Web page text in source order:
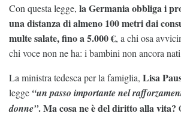
Con questa legge, la Germania obbliga i
una distanza di almeno 100 metri dai
multe salate, fino a 5.000 €, a chi osa
chi voce non ne ha: i bambini non ancora
La ministra tedesca per la famiglia, Lisa
legge “un passo importante nel
donne”. Ma cosa ne è del diritto alla vita?